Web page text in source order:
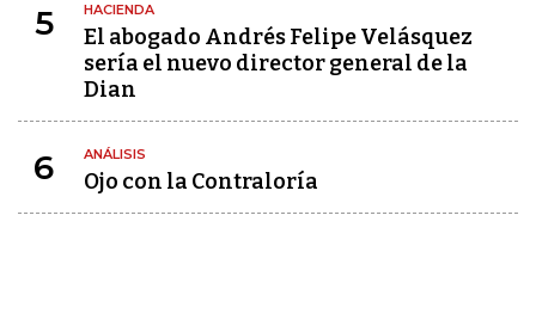
5 HACIENDA
El abogado Andrés Felipe Velásquez
sería el nuevo director general de la
Dian
6 ANÁLISIS
Ojo con la Contraloría